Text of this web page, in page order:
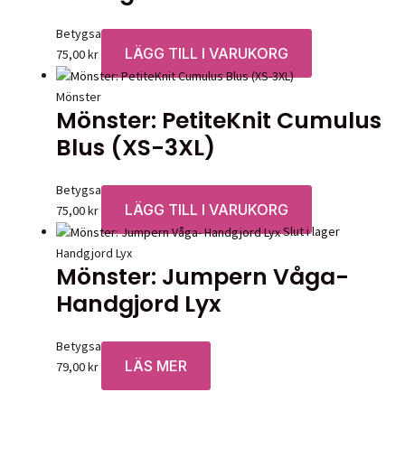
Betygsatt0av 5
75,00kr LÄGG TILL I VARUKORG
Mönster
Mönster: PetiteKnit Cumulus
Blus (XS-3XL)
Betygsatt0av 5
75,00kr LÄGG TILL I VARUKORG
Slut i lager
Handgjord Lyx
Mönster: Jumpern Våga-
Handgjord Lyx
Betygsatt0av 5
79,00kr LÄS MER